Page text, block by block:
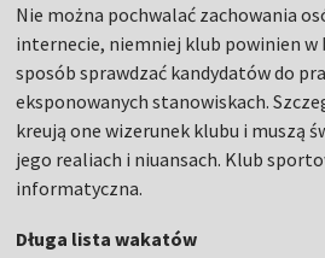
Nie można pochwalać zachowania
internecie, niemniej klub powinien
sposób sprawdzać kandydatów do
eksponowanych stanowiskach.
kreują one wizerunek klubu i muszą
jego realiach i niuansach. Klub
informatyczna.
Długa lista wakatów